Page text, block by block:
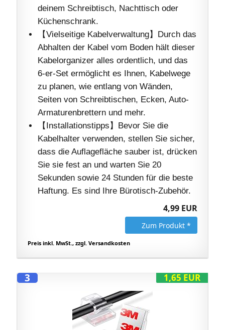
deinem Schreibtisch, Nachttisch oder
Küchenschrank.
【Vielseitige Kabelverwaltung】Durch das
Abhalten der Kabel vom Boden hält dieser
Kabelorganizer alles ordentlich, und das
6-er-Set ermöglicht es Ihnen, Kabelwege
zu planen, wie entlang von Wänden,
Seiten von Schreibtischen, Ecken, Auto-
Armaturenbrettern und mehr.
【Installationstipps】Bevor Sie die
Kabelhalter verwenden, stellen Sie sicher,
dass die Auflagefläche sauber ist, drücken
Sie sie fest an und warten Sie 20
Sekunden sowie 24 Stunden für die beste
Haftung. Es sind Ihre Bürotisch-Zubehör.
4,99 EUR
Zum Produkt *
Preis inkl. MwSt., zzgl. Versandkosten
1,65 EUR
3